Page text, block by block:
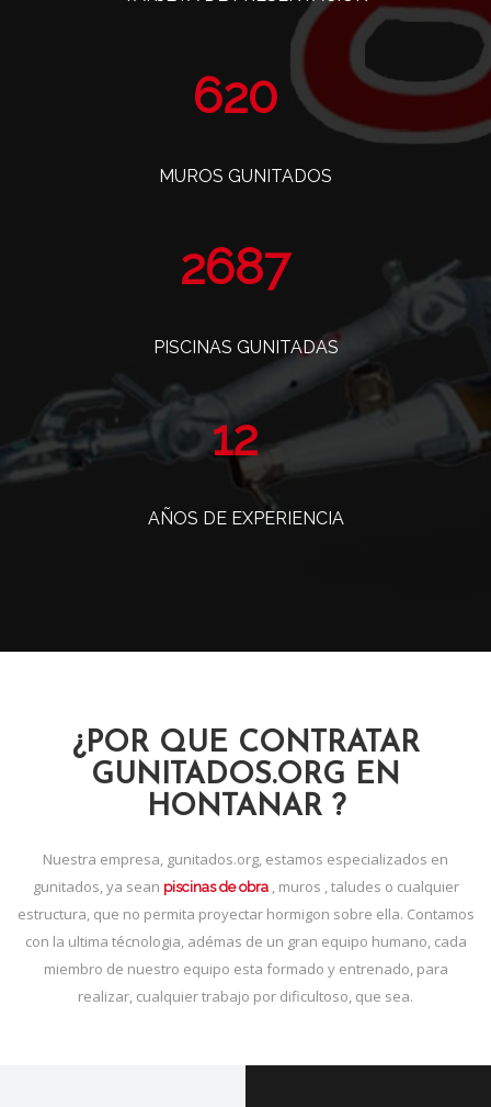
761
MUROS GUNITADOS
3298
PISCINAS GUNITADAS
14
AÑOS DE EXPERIENCIA
¿POR QUE CONTRATAR
GUNITADOS.ORG EN
HONTANAR ?
Nuestra empresa, gunitados.org, estamos especializados en
gunitados, ya sean piscinas de obra, muros , taludes o cualquier
estructura, que no permita proyectar hormigon sobre ella. Contamos
con la ultima técnologia, adémas de un gran equipo humano, cada
miembro de nuestro equipo esta formado y entrenado, para
realizar, cualquier trabajo por dificultoso, que sea.